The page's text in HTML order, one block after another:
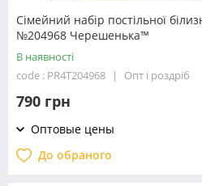
Сімейний набір постільної
№204968 Черешенька™
В наявності
code : PR4T204968
Опт і роздріб
790 грн
Оптовые цены
До обраного